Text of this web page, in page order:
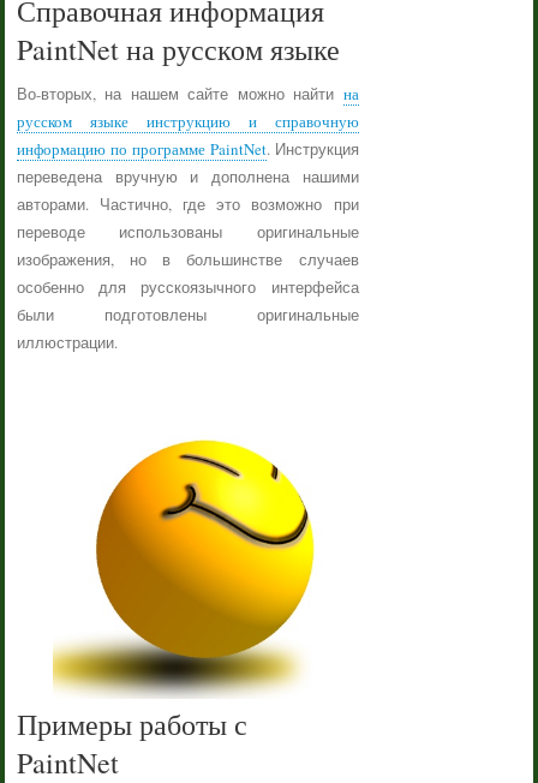
Справочная информация
PaintNet на русском языке
Во-вторых, на нашем сайте можно найти на
русском языке инструкцию и справочную
информацию по программе PaintNet. Инструкция
переведена вручную и дополнена нашими
авторами. Частично, где это возможно при
переводе использованы оригинальные
изображения, но в большинстве случаев
особенно для русскоязычного интерфейса
были подготовлены оригинальные
иллюстрации.
Примеры работы с
PaintNet